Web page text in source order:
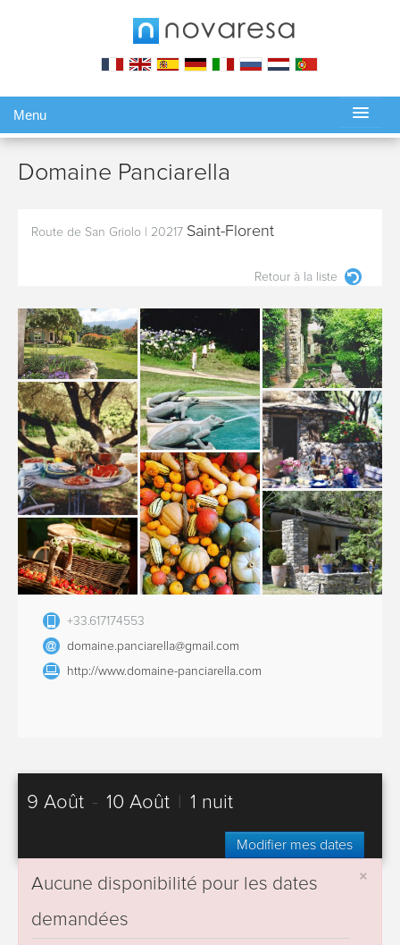
Menu
Domaine Panciarella
Route de San Griolo 20217 Saint-Florent
Retour à la liste
+33.617174553
domaine.panciarella@gmail.com
http://www.domaine-panciarella.com
9 Août - 10 Août 1 nuit
Modifier mes dates
×
Aucune disponibilité pour les dates
demandées